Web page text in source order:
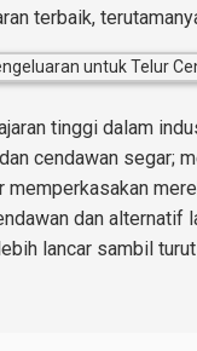
terbaik,
tinggi dalam
cendawan segar;
dan alternatif
lancar sambil